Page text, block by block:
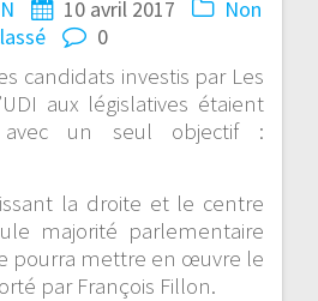
10 avril 2017
Non
0
candidats investis par Les
aux législatives étaient
un seul objectif :
la droite et le centre
majorité parlementaire
pourra mettre en œuvre le
par François Fillon.